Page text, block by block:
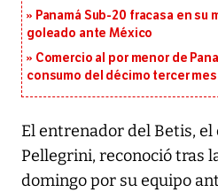
Panamá Sub-20 fracasa en su
goleado ante México
Comercio al por menor de
consumo del décimo tercer mes
El entrenador del Betis,
Pellegrini, reconoció tras
domingo por su equipo